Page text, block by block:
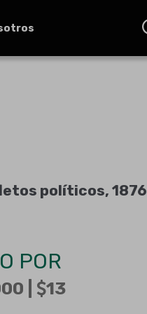
políticos, 1876
POR
| 13